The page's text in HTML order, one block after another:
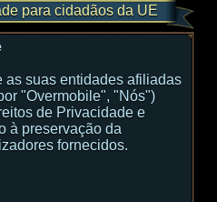
para cidadãos da UE
as suas entidades afiliadas
"Overmobile", "Nós")
de Privacidade e
à preservação da
fornecidos.